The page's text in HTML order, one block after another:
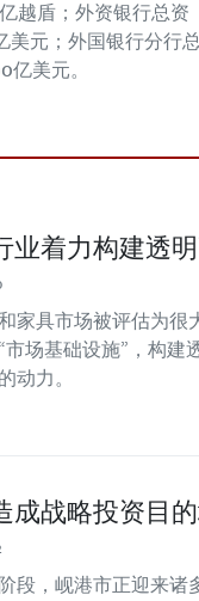
越盾；外资银行总资
美元；外国银行分行总
亿美元。
业着力构建透
家具市场被评估为很
市场基础设施”，构
动力。
成战略投资目
段，岘港市正迎来诸